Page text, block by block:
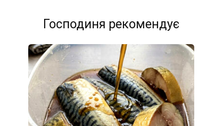
Господиня рекомендує